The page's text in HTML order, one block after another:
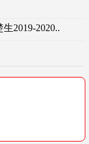
2019-2020..